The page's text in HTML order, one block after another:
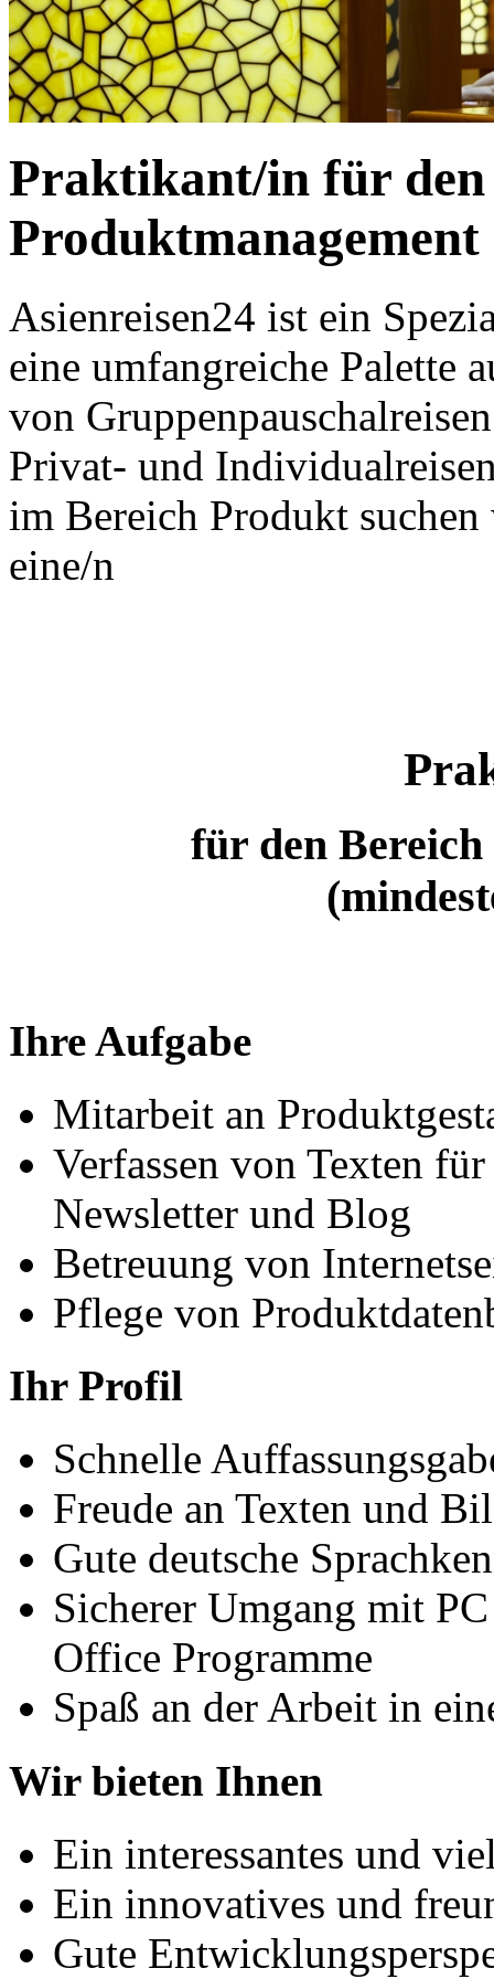
Praktikant/in für den
Produktmanagement
Asienreisen24 ist ein
eine umfangreiche Palette
von
Privat- und
im Bereich Produkt
eine/n
für den
Ihre Aufgabe
Mitarbeit an
Verfassen von Texten
Newsletter und Blog
Betreuung von
Pflege von
Ihr Profil
Schnelle
Freude an Texten und
Gute deutsche
Sicherer Umgang mit
Office Programme
Spaß an der Arbeit in
Wir bieten Ihnen
Ein interessantes und
Ein innovatives und
Gute